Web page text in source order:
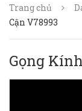
Trang chủ
Cận V78993
Gọng